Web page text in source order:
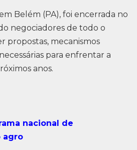
Belém (PA), foi encerrada no
negociadores de todo o
propostas, mecanismos
para enfrentar a
anos.
nacional de
agro